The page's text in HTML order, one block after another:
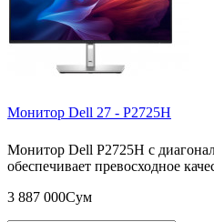
Монитор Dell 27 - P2725H
Монитор Dell P2725H с
обеспечивает превосходное
3 887 000Сум